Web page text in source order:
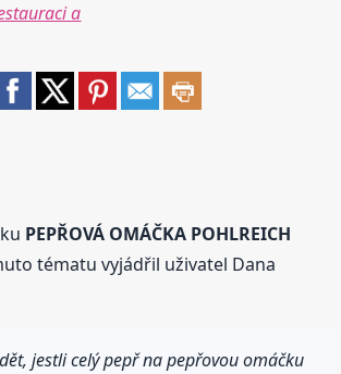
a
PEPŘOVÁ OMÁČKA POHLREICH
tématu vyjádřil uživatel Dana
jestli celý pepř na pepřovou omáčku